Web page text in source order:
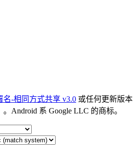
名-相同方式共享 v3.0 或任何更新版本
。Android 系 Google LLC 的商标。